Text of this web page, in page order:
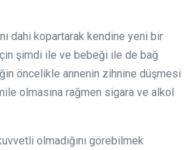
dahi kopartarak kendine yeni bir
şimdi ile ve bebeği ile de bağ
öncelikle annenin zihnine düşmesi
olmasına rağmen sigara ve alkol
olmadığını görebilmek